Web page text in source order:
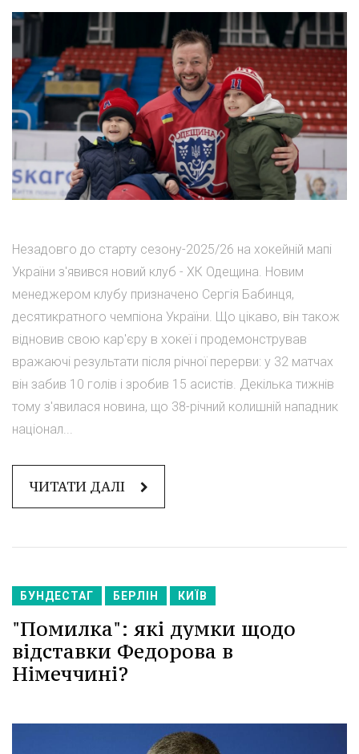
Незадовго до старту сезону-2025/26 на хокейній мапі
України з'явився новий клуб - ХК Одещина. Новим
менеджером клубу призначено Сергія Бабинця,
десятикратного чемпіона України. Що цікаво, він також
відновив свою кар'єру в хокеї і продемонстрував
вражаючі результати після річної перерви: у 32 матчах
він забив 10 голів і зробив 15 асистів. Декілька тижнів
тому з'явилася новина, що 38-річний колишній нападник
націонал...
ЧИТАТИ ДАЛІ
БУНДЕСТАГ БЕРЛІН КИЇВ
"Помилка": які думки щодо
відставки Федорова в
Німеччині?